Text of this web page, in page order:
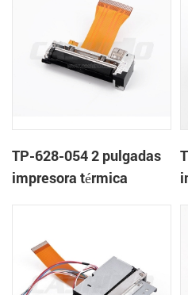
TP-628-054 2 pulgadas
impresora térmica